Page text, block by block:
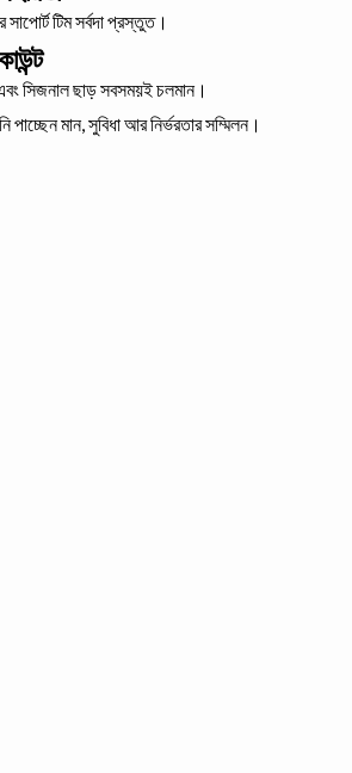
টিম সর্বদা প্রস্তুত।
সিজনাল ছাড় সবসময়ই চলমান।
মান, সুবিধা আর নির্ভরতার সম্মিলন।